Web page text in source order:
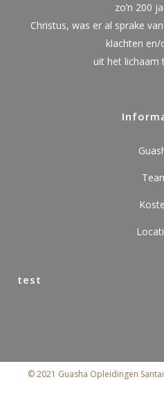
zo’n 200
Christus, was er al sprake
klachten en/
uit het lichaam
test
© 2021 Guasha Opleidingen